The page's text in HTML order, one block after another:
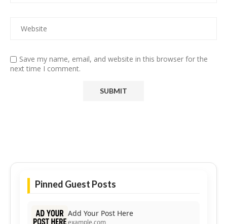
Save my name, email, and website in this browser for the
next time I comment.
Pinned Guest Posts
Add Your Post Here